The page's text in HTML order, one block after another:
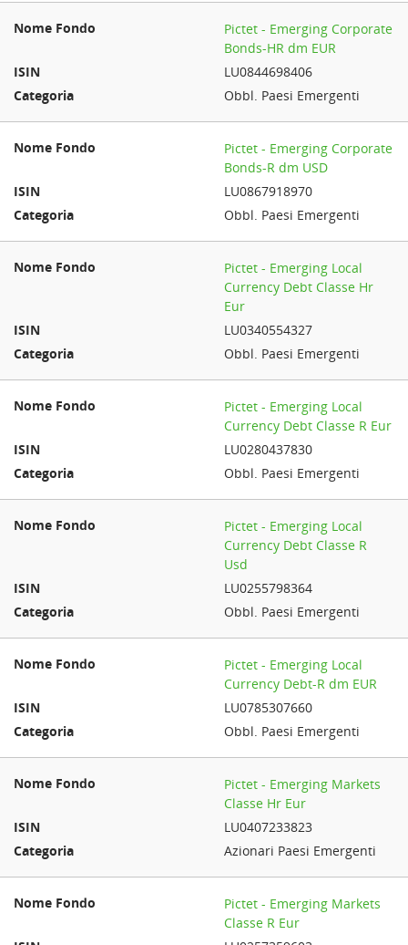
Pictet - Emerging Corporate
Bonds-HR dm EUR
LU0844698406
Obbl. Paesi Emergenti
Pictet - Emerging Corporate
Bonds-R dm USD
LU0867918970
Obbl. Paesi Emergenti
Pictet - Emerging Local
Currency Debt Classe Hr
Eur
LU0340554327
Obbl. Paesi Emergenti
Pictet - Emerging Local
Currency Debt Classe R Eur
LU0280437830
Obbl. Paesi Emergenti
Pictet - Emerging Local
Currency Debt Classe R
Usd
LU0255798364
Obbl. Paesi Emergenti
Pictet - Emerging Local
Currency Debt-R dm EUR
LU0785307660
Obbl. Paesi Emergenti
Pictet - Emerging Markets
Classe Hr Eur
LU0407233823
Azionari Paesi Emergenti
Pictet - Emerging Markets
Classe R Eur